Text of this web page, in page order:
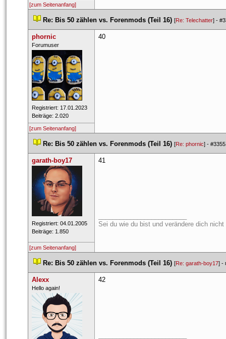
[zum Seitenanfang]
Re: Bis 50 zählen vs. Forenmods (Teil 16) [Re: Telechatter] -
phornic
Forumuser
Registriert: 17.01.2023
Beiträge: 2.020
40
[zum Seitenanfang]
Re: Bis 50 zählen vs. Forenmods (Teil 16) [Re: phornic] -
garath-boy17
Registriert: 04.01.2005
Beiträge: 1.850
41
Sei du wie du bist und verändere dich
[zum Seitenanfang]
Re: Bis 50 zählen vs. Forenmods (Teil 16) [Re: garath-boy17] -
Alexx
​Hello again!
42